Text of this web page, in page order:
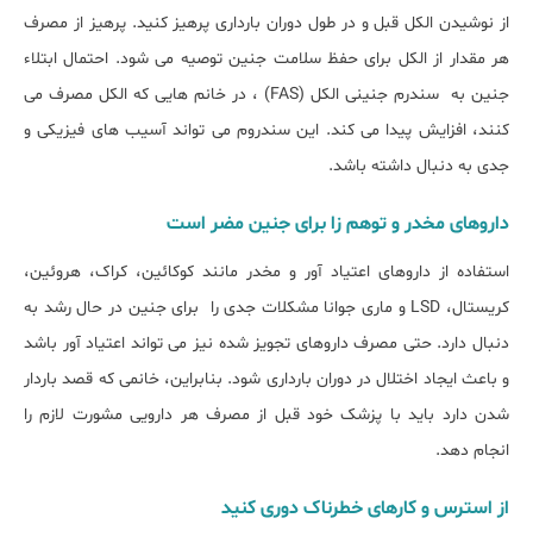
از نوشیدن الکل قبل و در طول دوران بارداری پرهیز کنید. پرهیز از مصرف
هر مقدار از الکل برای حفظ سلامت جنین توصیه می شود. احتمال ابتلاء
جنین به سندرم جنینی الکل (FAS) ، در خانم هایی که الکل مصرف می
کنند، افزایش پیدا می کند. این سندروم می تواند آسیب های فیزیکی و
جدی به دنبال داشته باشد.
داروهای مخدر و توهم زا برای جنین مضر است
استفاده از داروهای اعتیاد آور و مخدر مانند کوکائین، کراک، هروئین،
کریستال، LSD و ماری جوانا مشکلات جدی را برای جنین در حال رشد به
دنبال دارد. حتی مصرف داروهای تجویز شده نیز می تواند اعتیاد آور باشد
و باعث ایجاد اختلال در دوران بارداری شود. بنابراین، خانمی که قصد باردار
شدن دارد باید با پزشک خود قبل از مصرف هر دارویی مشورت لازم را
انجام دهد.
از استرس و کارهای خطرناک دوری کنید